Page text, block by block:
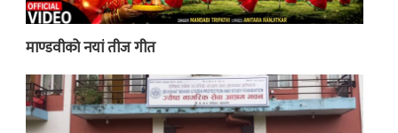
माण्डवीको नयां तीज गीत